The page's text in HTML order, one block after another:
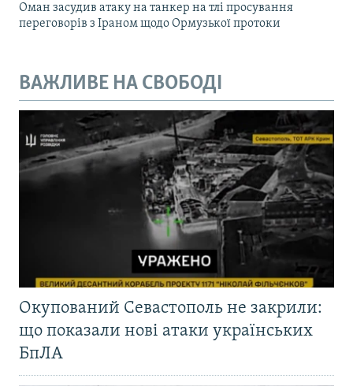
Оман засудив атаку на танкер на тлі просування
переговорів з Іраном щодо Ормузької протоки
ВАЖЛИВЕ НА СВОБОДІ
Окупований Севастополь не закрили:
що показали нові атаки українських
БпЛА